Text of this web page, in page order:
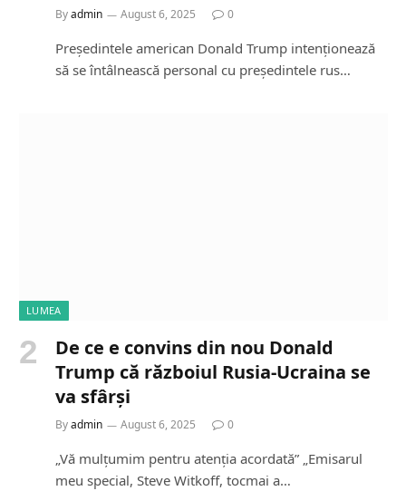
Byadmin August 6, 2025 0
Președintele american Donald Trump intenționează
să se întâlnească personal cu președintele rus…
LUMEA
De ce e convins din nou Donald
Trump că războiul Rusia-Ucraina se
va sfârși
Byadmin August 6, 2025 0
„Vă mulțumim pentru atenția acordată” „Emisarul
meu special, Steve Witkoff, tocmai a…